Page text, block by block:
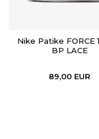
Nike Patike FORCE
BP LACE
89,00 EUR